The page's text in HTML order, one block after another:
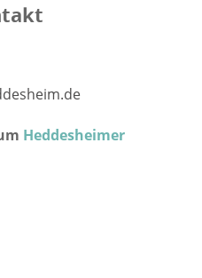
Heddesheimer